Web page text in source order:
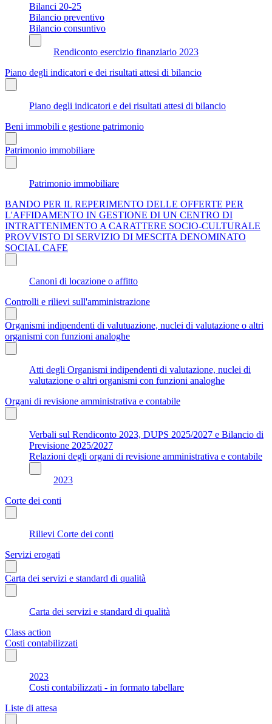
Bilanci 20-25
Bilancio preventivo
Bilancio consuntivo
Rendiconto esercizio finanziario 2023
Piano degli indicatori e dei risultati attesi di bilancio
Piano degli indicatori e dei risultati attesi di bilancio
Beni immobili e gestione patrimonio
Patrimonio immobiliare
Patrimonio immobiliare
BANDO PER IL REPERIMENTO DELLE OFFERTE PER
L'AFFIDAMENTO IN GESTIONE DI UN CENTRO DI
INTRATTENIMENTO A CARATTERE SOCIO-CULTURALE
PROVVISTO DI SERVIZIO DI MESCITA DENOMINATO
SOCIAL CAFE
Canoni di locazione o affitto
Controlli e rilievi sull'amministrazione
Organismi indipendenti di valutuazione, nuclei di valutazione o altri
organismi con funzioni analoghe
Atti degli Organismi indipendenti di valutazione, nuclei di
valutazione o altri organismi con funzioni analoghe
Organi di revisione amministrativa e contabile
Verbali sul Rendiconto 2023, DUPS 2025/2027 e Bilancio di
Previsione 2025/2027
Relazioni degli organi di revisione amministrativa e contabile
2023
Corte dei conti
Rilievi Corte dei conti
Servizi erogati
Carta dei servizi e standard di qualità
Carta dei servizi e standard di qualità
Class action
Costi contabilizzati
2023
Costi contabilizzati - in formato tabellare
Liste di attesa